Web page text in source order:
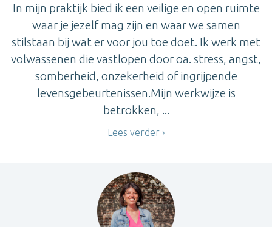
In mijn praktijk bied ik een veilige en open ruimte
waar je jezelf mag zijn en waar we samen
stilstaan bij wat er voor jou toe doet. Ik werk met
volwassenen die vastlopen door oa. stress, angst,
somberheid, onzekerheid of ingrijpende
levensgebeurtenissen.Mijn werkwijze is
betrokken, ...
Lees verder